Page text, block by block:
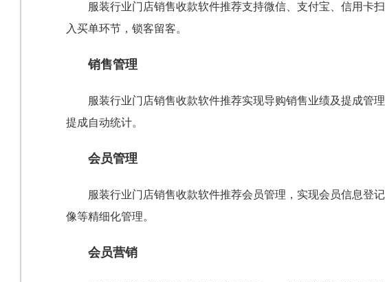
服装行业门店销售收款软件推荐支持微信、支付宝、信用卡
入买单环节，锁客留客。
销售管理
服装行业门店销售收款软件推荐实现导购销售业绩及提成管
提成自动统计。
会员管理
服装行业门店销售收款软件推荐会员管理，实现会员信息登
像等精细化管理。
会员营销